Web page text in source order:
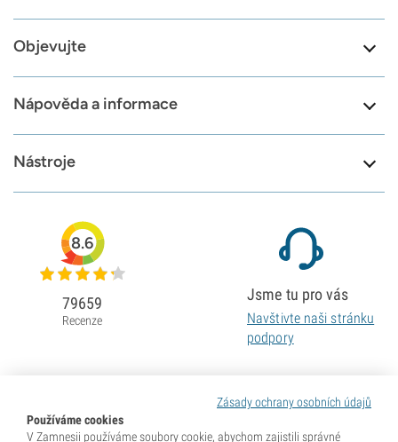
Objevujte
Nápověda a informace
Nástroje
Zásady ochrany osobních údajů
Používáme cookies
V Zamnesii používáme soubory cookie, abychom zajistili správné
8.6
79659
Recenze
Jsme tu pro vás
Navštivte naši stránku
podpory